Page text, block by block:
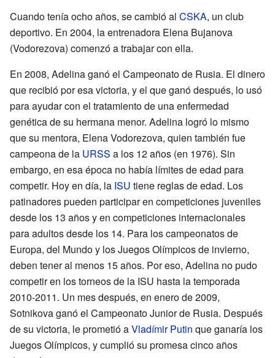
Cuando tenía ocho años, se cambió al CSKA, un club
deportivo. En 2004, la entrenadora Elena Bujanova
(Vodorezova) comenzó a trabajar con ella.
En 2008, Adelina ganó el Campeonato de Rusia. El dinero
que recibió por esa victoria, y el que ganó después, lo usó
para ayudar con el tratamiento de una enfermedad
genética de su hermana menor. Adelina logró lo mismo
que su mentora, Elena Vodorezova, quien también fue
campeona de la URSS a los 12 años (en 1976). Sin
embargo, en esa época no había límites de edad para
competir. Hoy en día, la ISU tiene reglas de edad. Los
patinadores pueden participar en competiciones juveniles
desde los 13 años y en competiciones internacionales
para adultos desde los 14. Para los campeonatos de
Europa, del Mundo y los Juegos Olímpicos de invierno,
deben tener al menos 15 años. Por eso, Adelina no pudo
competir en los torneos de la ISU hasta la temporada
2010-2011. Un mes después, en enero de 2009,
Sotnikova ganó el Campeonato Junior de Rusia. Después
de su victoria, le prometió aVladímir Putin que ganaría los
Juegos Olímpicos, y cumplió su promesa cinco años